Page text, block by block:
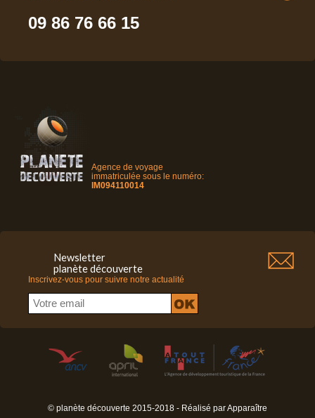
09 86 76 66 15
Agence de voyage
immatriculée sous le numéro:
IM094110014
Newsletter
planète découverte
Inscrivez-vous pour suivre notre actualité
© planète découverte 2015-2018 - Réalisé parApparaître